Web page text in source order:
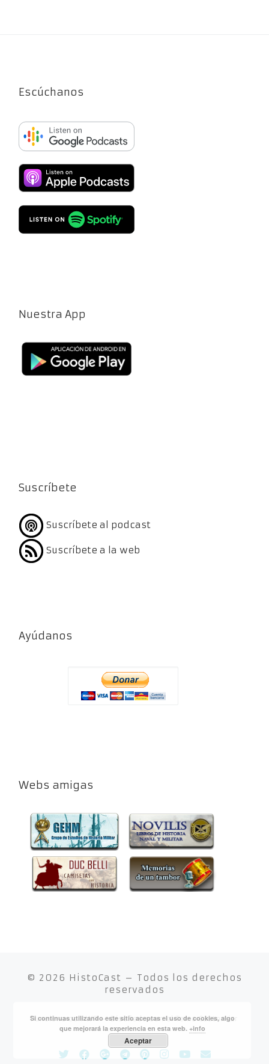
Escúchanos
Nuestra App
Suscríbete
Suscríbete al podcast
Suscríbete a la web
Ayúdanos
Webs amigas
© 2026 HistoCast – Todos los derechos
reservados
Funciona conWP– Diseñado con elTema Customizr
Si continuas utilizando este sitio aceptas el uso de cookies, algo
que mejorará la experiencia en esta web. +info
Aceptar